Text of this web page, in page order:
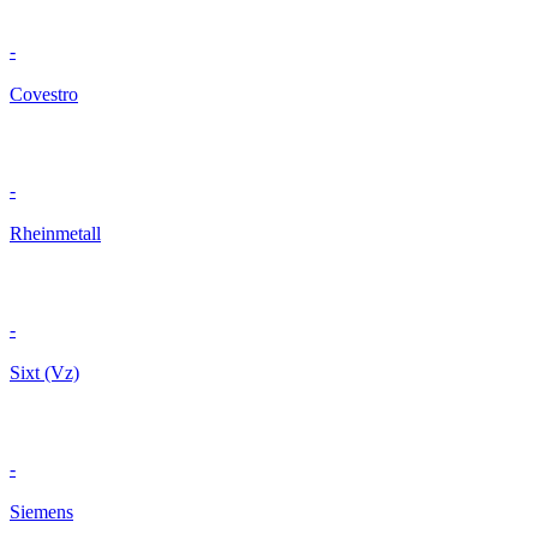
-
Covestro
-
Rheinmetall
-
Sixt (Vz)
-
Siemens